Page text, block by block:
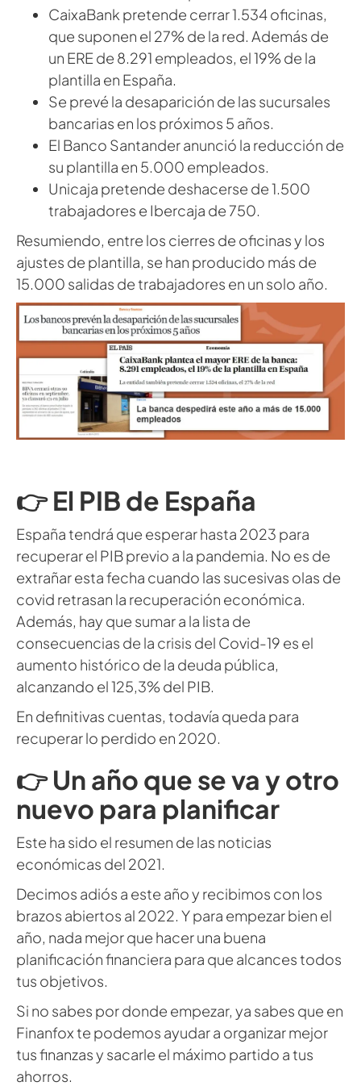
CaixaBank pretende cerrar 1.534 oficinas,
que suponen el 27% de la red. Además de
un ERE de 8.291 empleados, el 19% de la
plantilla en España.
Se prevé la desaparición de las sucursales
bancarias en los próximos 5 años.
El Banco Santander anunció la reducción de
su plantilla en 5.000 empleados.
Unicaja pretende deshacerse de 1.500
trabajadores e Ibercaja de 750.
Resumiendo, entre los cierres de oficinas y los
ajustes de plantilla, se han producido más de
15.000 salidas de trabajadores en un solo año.
👉 El PIB de España
España tendrá que esperar hasta 2023 para
recuperar el PIB previo a la pandemia. No es de
extrañar esta fecha cuando las sucesivas olas de
covid retrasan la recuperación económica.
Además, hay que sumar a la lista de
consecuencias de la crisis del Covid-19 es el
aumento histórico de la deuda pública,
alcanzando el 125,3% del PIB.
En definitivas cuentas, todavía queda para
recuperar lo perdido en 2020.
👉 Un año que se va y otro
nuevo para planificar
Este ha sido el resumen de las noticias
económicas del 2021.
Decimos adiós a este año y recibimos con los
brazos abiertos al 2022. Y para empezar bien el
año, nada mejor que hacer una buena
planificación financiera para que alcances todos
tus objetivos.
Si no sabes por donde empezar, ya sabes que en
Finanfox te podemos ayudar a organizar mejor
tus finanzas y sacarle el máximo partido a tus
ahorros.